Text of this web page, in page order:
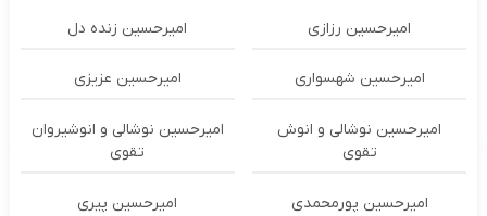
امیرحسین رزازی امیرحسین زنده دل
امیرحسین شهسواری امیرحسین عزیزی
امیرحسین نوشالی و انوش
تقوی
امیرحسین نوشالی و انوشیروان
تقوی
امیرحسین پورمحمدی امیرحسین پیری